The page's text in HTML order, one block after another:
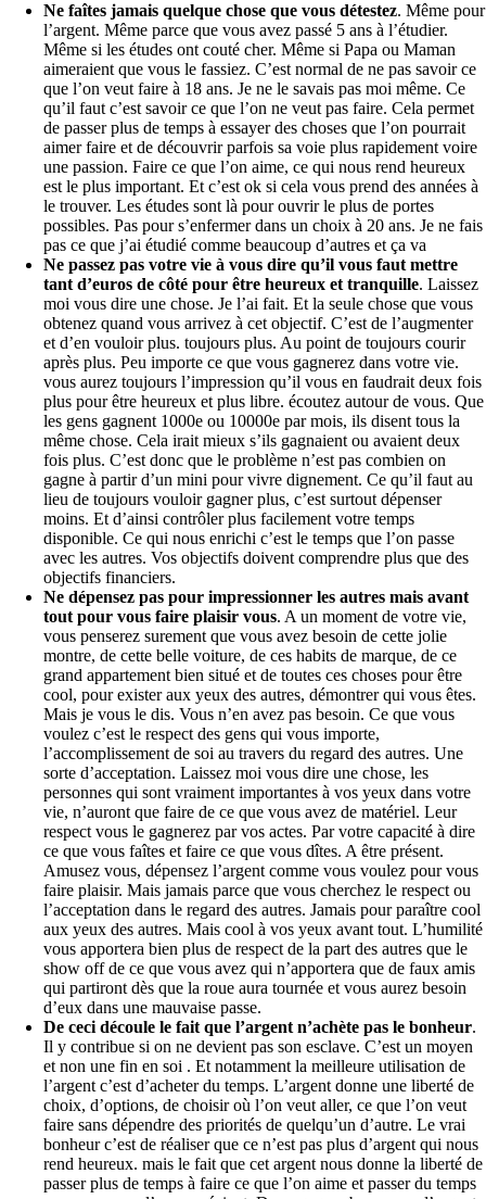
Ne faîtes jamais quelque chose que vous détestez. Même pour
l’argent. Même parce que vous avez passé 5 ans à l’étudier.
Même si les études ont couté cher. Même si Papa ou Maman
aimeraient que vous le fassiez. C’est normal de ne pas savoir ce
que l’on veut faire à 18 ans. Je ne le savais pas moi même. Ce
qu’il faut c’est savoir ce que l’on ne veut pas faire. Cela permet
de passer plus de temps à essayer des choses que l’on pourrait
aimer faire et de découvrir parfois sa voie plus rapidement voire
une passion. Faire ce que l’on aime, ce qui nous rend heureux
est le plus important. Et c’est ok si cela vous prend des années à
le trouver. Les études sont là pour ouvrir le plus de portes
possibles. Pas pour s’enfermer dans un choix à 20 ans. Je ne fais
pas ce que j’ai étudié comme beaucoup d’autres et ça va
Ne passez pas votre vie à vous dire qu’il vous faut mettre
tant d’euros de côté pour être heureux et tranquille. Laissez
moi vous dire une chose. Je l’ai fait. Et la seule chose que vous
obtenez quand vous arrivez à cet objectif. C’est de l’augmenter
et d’en vouloir plus. toujours plus. Au point de toujours courir
après plus. Peu importe ce que vous gagnerez dans votre vie.
vous aurez toujours l’impression qu’il vous en faudrait deux fois
plus pour être heureux et plus libre. écoutez autour de vous. Que
les gens gagnent 1000e ou 10000e par mois, ils disent tous la
même chose. Cela irait mieux s’ils gagnaient ou avaient deux
fois plus. C’est donc que le problème n’est pas combien on
gagne à partir d’un mini pour vivre dignement. Ce qu’il faut au
lieu de toujours vouloir gagner plus, c’est surtout dépenser
moins. Et d’ainsi contrôler plus facilement votre temps
disponible. Ce qui nous enrichi c’est le temps que l’on passe
avec les autres. Vos objectifs doivent comprendre plus que des
objectifs financiers.
Ne dépensez pas pour impressionner les autres mais avant
tout pour vous faire plaisir vous. A un moment de votre vie,
vous penserez surement que vous avez besoin de cette jolie
montre, de cette belle voiture, de ces habits de marque, de ce
grand appartement bien situé et de toutes ces choses pour être
cool, pour exister aux yeux des autres, démontrer qui vous êtes.
Mais je vous le dis. Vous n’en avez pas besoin. Ce que vous
voulez c’est le respect des gens qui vous importe,
l’accomplissement de soi au travers du regard des autres. Une
sorte d’acceptation. Laissez moi vous dire une chose, les
personnes qui sont vraiment importantes à vos yeux dans votre
vie, n’auront que faire de ce que vous avez de matériel. Leur
respect vous le gagnerez par vos actes. Par votre capacité à dire
ce que vous faîtes et faire ce que vous dîtes. A être présent.
Amusez vous, dépensez l’argent comme vous voulez pour vous
faire plaisir. Mais jamais parce que vous cherchez le respect ou
l’acceptation dans le regard des autres. Jamais pour paraître cool
aux yeux des autres. Mais cool à vos yeux avant tout. L’humilité
vous apportera bien plus de respect de la part des autres que le
show off de ce que vous avez qui n’apportera que de faux amis
qui partiront dès que la roue aura tournée et vous aurez besoin
d’eux dans une mauvaise passe.
De ceci découle le fait que l’argent n’achète pas le bonheur.
Il y contribue si on ne devient pas son esclave. C’est un moyen
et non une fin en soi . Et notamment la meilleure utilisation de
l’argent c’est d’acheter du temps. L’argent donne une liberté de
choix, d’options, de choisir où l’on veut aller, ce que l’on veut
faire sans dépendre des priorités de quelqu’un d’autre. Le vrai
bonheur c’est de réaliser que ce n’est pas plus d’argent qui nous
rend heureux. mais le fait que cet argent nous donne la liberté de
passer plus de temps à faire ce que l’on aime et passer du temps